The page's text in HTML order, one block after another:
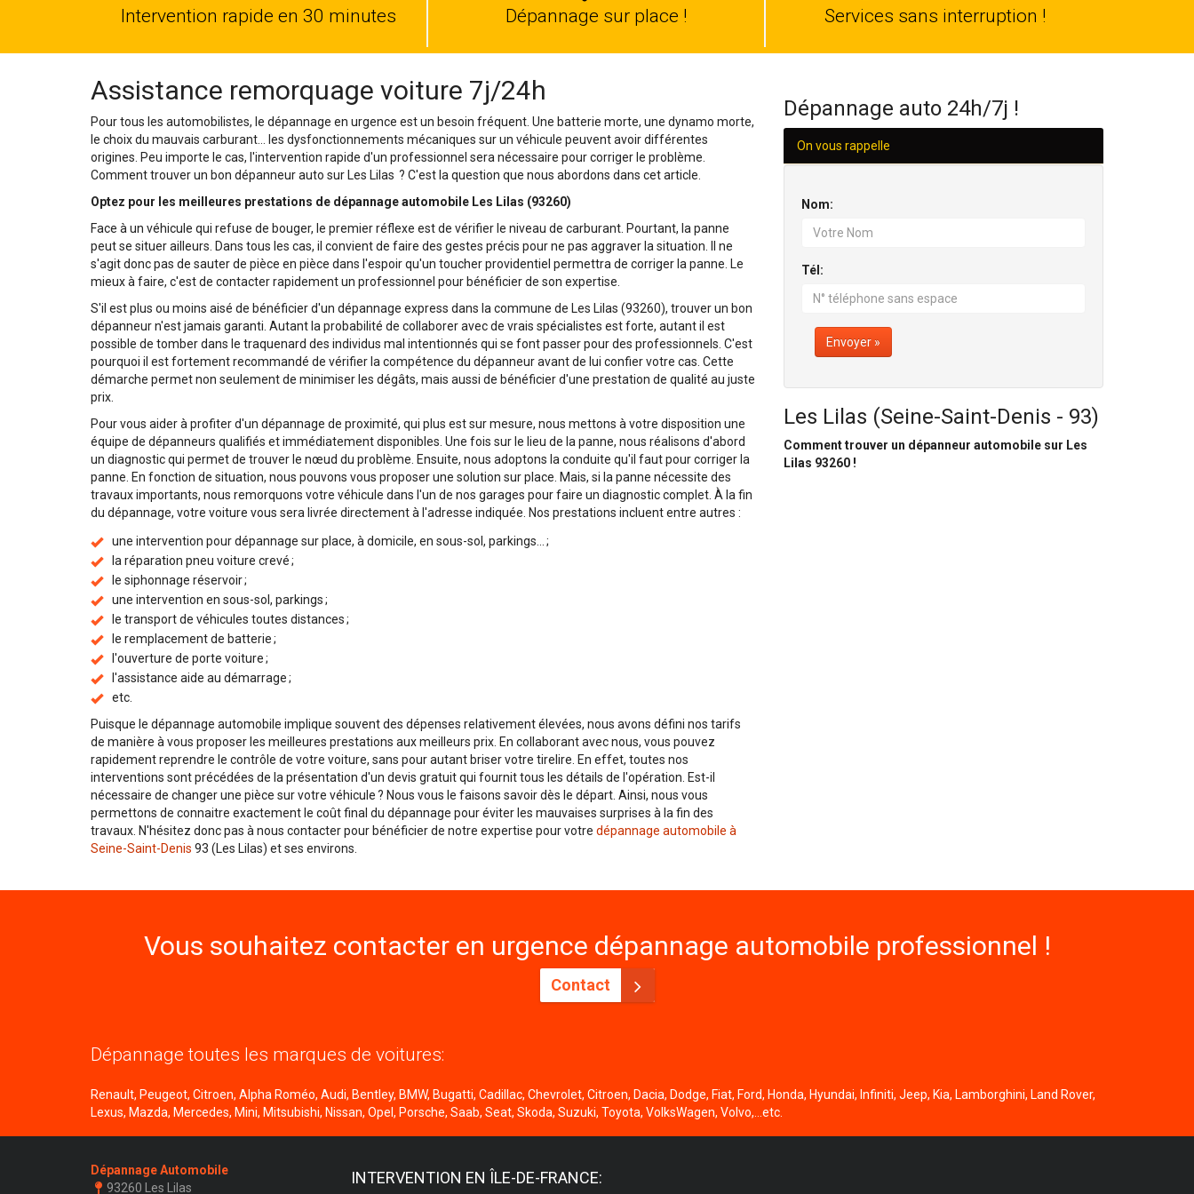
Intervention rapide en 30 minutes
auto
Dépannage sur place !
24
H/24
Services sans interruption !
Assistance remorquage voiture 7j/24h
Pour tous les automobilistes, le dépannage en urgence est un besoin fréquent. Une batterie morte, une dynamo morte,
le choix du mauvais carburant… les dysfonctionnements mécaniques sur un véhicule peuvent avoir différentes
origines. Peu importe le cas, l'intervention rapide d'un professionnel sera nécessaire pour corriger le problème.
Comment trouver un bon dépanneur auto sur Les Lilas ? C'est la question que nous abordons dans cet article.
Optez pour les meilleures prestations de dépannage automobile Les Lilas (93260)
Face à un véhicule qui refuse de bouger, le premier réflexe est de vérifier le niveau de carburant. Pourtant, la panne
peut se situer ailleurs. Dans tous les cas, il convient de faire des gestes précis pour ne pas aggraver la situation. Il ne
s'agit donc pas de sauter de pièce en pièce dans l'espoir qu'un toucher providentiel permettra de corriger la panne. Le
mieux à faire, c'est de contacter rapidement un professionnel pour bénéficier de son expertise.
S'il est plus ou moins aisé de bénéficier d'un dépannage express dans la commune de Les Lilas (93260), trouver un bon
dépanneur n'est jamais garanti. Autant la probabilité de collaborer avec de vrais spécialistes est forte, autant il est
possible de tomber dans le traquenard des individus mal intentionnés qui se font passer pour des professionnels. C'est
pourquoi il est fortement recommandé de vérifier la compétence du dépanneur avant de lui confier votre cas. Cette
démarche permet non seulement de minimiser les dégâts, mais aussi de bénéficier d'une prestation de qualité au juste
prix.
Pour vous aider à profiter d'un dépannage de proximité, qui plus est sur mesure, nous mettons à votre disposition une
équipe de dépanneurs qualifiés et immédiatement disponibles. Une fois sur le lieu de la panne, nous réalisons d'abord
un diagnostic qui permet de trouver le nœud du problème. Ensuite, nous adoptons la conduite qu'il faut pour corriger la
panne. En fonction de situation, nous pouvons vous proposer une solution sur place. Mais, si la panne nécessite des
travaux importants, nous remorquons votre véhicule dans l'un de nos garages pour faire un diagnostic complet. À la fin
du dépannage, votre voiture vous sera livrée directement à l'adresse indiquée. Nos prestations incluent entre autres :
une intervention pour dépannage sur place, à domicile, en sous-sol, parkings... ;
la réparation pneu voiture crevé ;
le siphonnage réservoir ;
une intervention en sous-sol, parkings ;
le transport de véhicules toutes distances ;
le remplacement de batterie ;
l'ouverture de porte voiture ;
l'assistance aide au démarrage ;
etc.
Puisque le dépannage automobile implique souvent des dépenses relativement élevées, nous avons défini nos tarifs
de manière à vous proposer les meilleures prestations aux meilleurs prix. En collaborant avec nous, vous pouvez
rapidement reprendre le contrôle de votre voiture, sans pour autant briser votre tirelire. En effet, toutes nos
interventions sont précédées de la présentation d'un devis gratuit qui fournit tous les détails de l'opération. Est-il
nécessaire de changer une pièce sur votre véhicule ? Nous vous le faisons savoir dès le départ. Ainsi, nous vous
permettons de connaitre exactement le coût final du dépannage pour éviter les mauvaises surprises à la fin des
travaux. N'hésitez donc pas à nous contacter pour bénéficier de notre expertise pour votre dépannage automobile à
Seine-Saint-Denis 93 (Les Lilas) et ses environs.
Dépannage auto 24h/7j !
On vous rappelle
Nom:
Tél:
Envoyer »
Les Lilas (Seine-Saint-Denis - 93)
Comment trouver un dépanneur automobile sur Les
Lilas 93260 !
Vous souhaitez contacter en urgence dépannage automobile professionnel !
Contact
Dépannage toutes les marques de voitures:
Renault, Peugeot, Citroen, Alpha Roméo, Audi, Bentley, BMW, Bugatti, Cadillac, Chevrolet, Citroen, Dacia, Dodge, Fiat, Ford, Honda, Hyundai, Infiniti, Jeep, Kia, Lamborghini, Land Rover,
Lexus, Mazda, Mercedes, Mini, Mitsubishi, Nissan, Opel, Porsche, Saab, Seat, Skoda, Suzuki, Toyota, VolksWagen, Volvo,...etc.
Dépannage Automobile
93260 Les Lilas
INTERVENTION EN ÎLE-DE-FRANCE: